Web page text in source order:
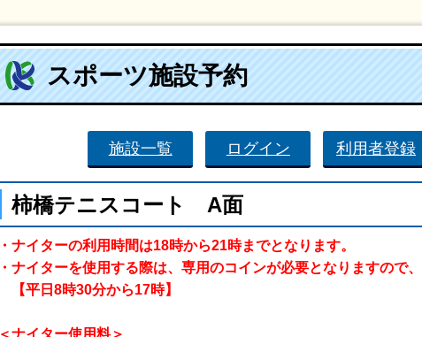
スポーツ施設予約
施設一覧 ログイン 利用者登録
柿橋テニスコート A面
・ナイターの利用時間は18時から21時までとなります。
・ナイターを使用する際は、専用のコインが必要となりますので
【平日8時30分から17時】
＜ナイター使用料＞